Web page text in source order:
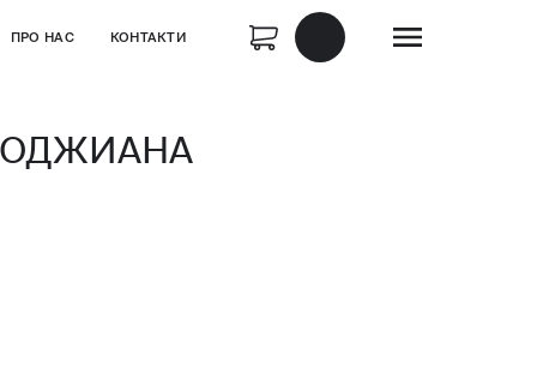
ПРО НАС КОНТАКТИ